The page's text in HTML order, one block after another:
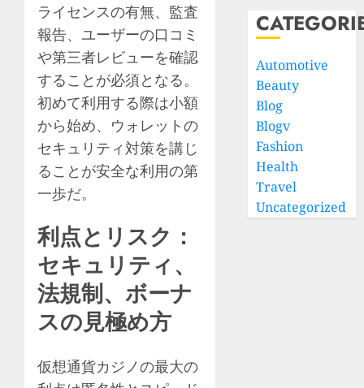
ライセンスの有無、監査
報告、ユーザーの口コミ
や第三者レビューを確認
することが必須となる。
初めて利用する際は小額
から始め、ウォレットの
セキュリティ対策を講じ
ることが安全な利用の第
一歩だ。
利点とリスク：
セキュリティ、
法規制、ボーナ
スの見極め方
仮想通貨カジノの最大の
Automotive
Beauty
Blog
Blogv
Fashion
Health
Travel
Uncategorized